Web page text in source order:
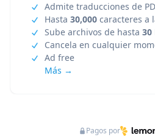
Admite traducciones de
Hasta 30,000 caracteres a
Sube archivos de hasta 30
Cancela en cualquier
Ad free
Más →
Pagos por